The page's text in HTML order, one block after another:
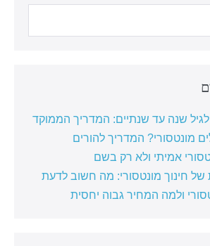
לגיל שנה עד שנתיים: המדריך הממוקד
מונטסורי? המדריך להורים
אמיתי ולא רק בשם
של חינוך מונטסורי: מה חשוב לדעת
ולמה המחיר גבוה יחסית